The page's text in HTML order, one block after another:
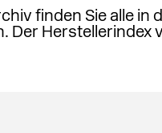
finden Sie alle in
Herstellerindex